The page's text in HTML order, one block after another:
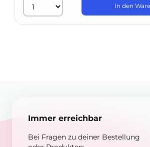
In den
Immer erreichbar
Bei Fragen zu deiner Bestellung